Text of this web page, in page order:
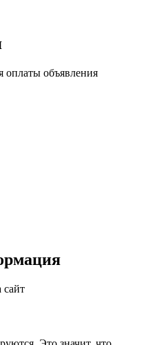
оплаты объявления
сайт